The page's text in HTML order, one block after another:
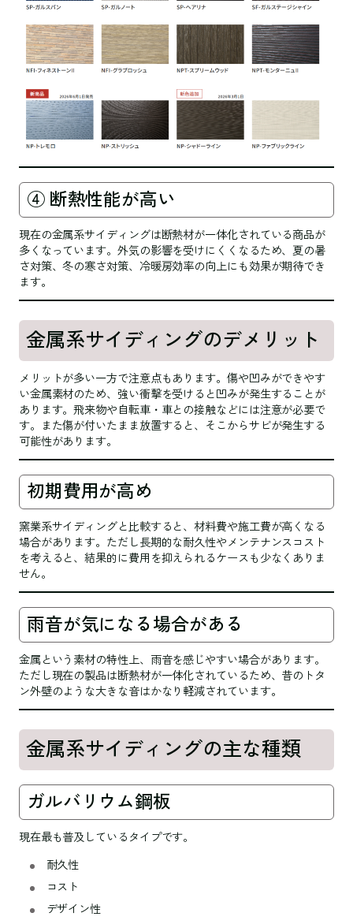
④ 断熱性能が高い
現在の金属系サイディングは断熱材が一体化されている商品が
多くなっています。外気の影響を受けにくくなるため、夏の暑
さ対策、冬の寒さ対策、冷暖房効率の向上にも効果が期待でき
ます。
金属系サイディングのデメリット
メリットが多い一方で注意点もあります。傷や凹みができやす
い金属素材のため、強い衝撃を受けると凹みが発生することが
あります。飛来物や自転車・車との接触などには注意が必要で
す。また傷が付いたまま放置すると、そこからサビが発生する
可能性があります。
初期費用が高め
窯業系サイディングと比較すると、材料費や施工費が高くなる
場合があります。ただし長期的な耐久性やメンテナンスコスト
を考えると、結果的に費用を抑えられるケースも少なくありま
せん。
雨音が気になる場合がある
金属という素材の特性上、雨音を感じやすい場合があります。
ただし現在の製品は断熱材が一体化されているため、昔のトタ
ン外壁のような大きな音はかなり軽減されています。
金属系サイディングの主な種類
ガルバリウム鋼板
現在最も普及しているタイプです。
耐久性
コスト
デザイン性